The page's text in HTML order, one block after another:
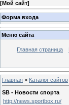
[Мой сайт]
Форма входа
Меню сайта
Главная страница
Главная » Каталог сайтов
SB - Новости спорта
http://news.sportbox.ru/